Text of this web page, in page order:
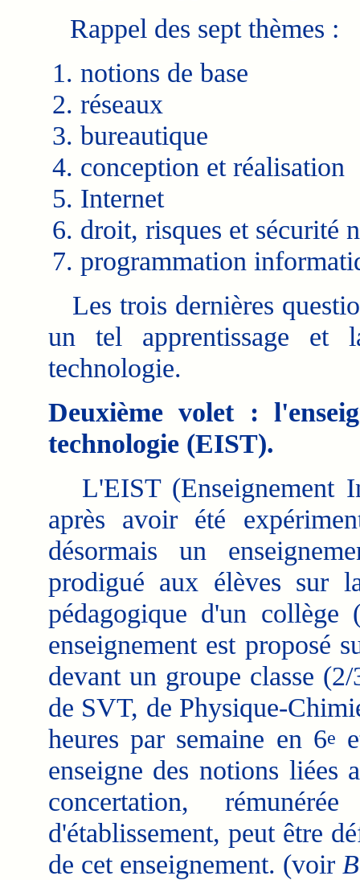
Rappel des sept thèmes :
notions de base
réseaux
bureautique
conception et réalisation
Internet
droit, risques et sécurité
programmation
Les trois dernières
un tel apprentissage et
technologie.
Deuxième volet :
technologie (EIST).
L'EIST (Enseignement
après avoir été
désormais un
prodigué aux élèves sur
pédagogique d'un
enseignement est proposé
devant un groupe classe
de SVT, de Physique-
heures par semaine en 6e
enseigne des notions liées
concertation,
d'établissement, peut être
de cet enseignement. (voir